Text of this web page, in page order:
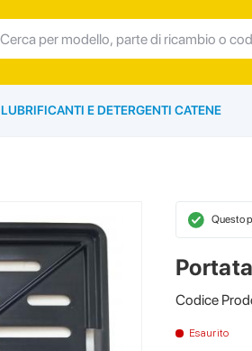
LUBRIFICANTI E DETERGENTI CATENE
Questo
Codice
Esaurito